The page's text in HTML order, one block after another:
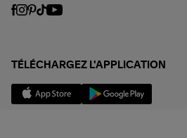
TÉLÉCHARGEZ L'APPLICATION